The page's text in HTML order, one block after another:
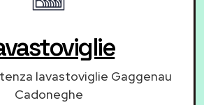
lavastoviglie Gaggenau
Cadoneghe